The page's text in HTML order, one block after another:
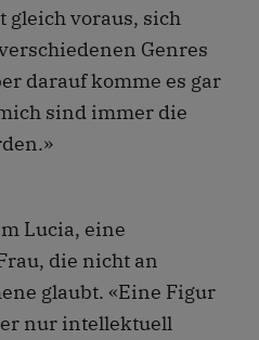
gleich voraus, sich
Genres
darauf komme es gar
sind immer die
Lucia, eine
die nicht an
glaubt. «Eine Figur
nur intellektuell